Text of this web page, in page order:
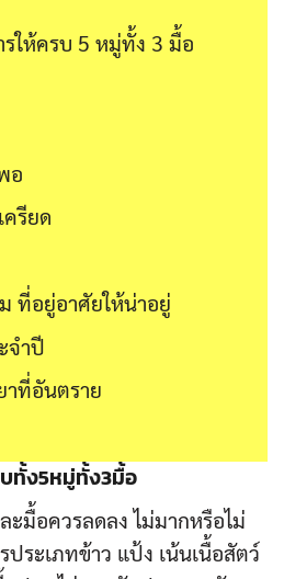
ให้ครบ 5 หมู่ทั้ง 3 มื้อ
อ
รียด
ที่อยู่อาศัยให้น่าอยู่
จำปี
าที่อันตราย
ทั้ง5หมู่ทั้ง3มื้อ
มื้อควรลดลง ไม่มากหรือไม่
ระเภทข้าว แป้ง เน้นเนื้อสัตว์